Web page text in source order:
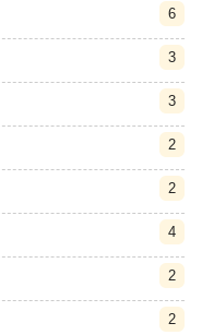
6
3
3
2
2
4
2
2